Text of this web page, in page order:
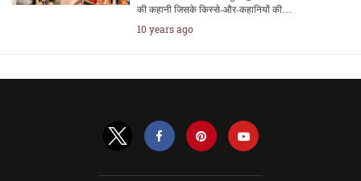
की कहानी जिसके किस्से-और-कहानियों की…
10 years ago